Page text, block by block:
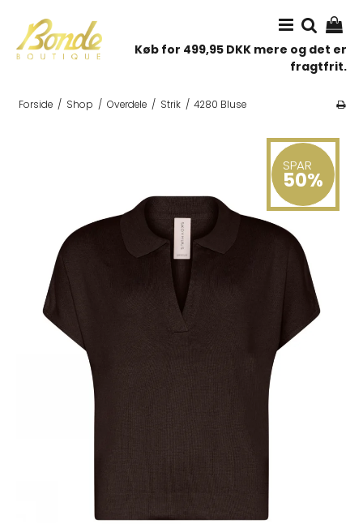
Køb for 499,95 DKK mere og det er
fragtfrit.
Forside / Shop / Overdele / Strik / 4280 Bluse
SPAR
50%